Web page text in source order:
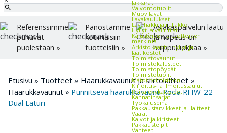
Jakkarat
Valvomotuolit
Muovilavat
Lavakaulukset
Lavahäkki ja rullakko
Hyllyt ja väliritilät
Kalusteiden ja tuotteiden
merkintä
Arkistokaapit, -hyllyt ja -
laatikostot
Toimistovaunut
Toimistokalusteet
Toimistopöydät
Toimistotuolit
Matot toimistoon
Kirjoitus- ja ilmoitustaulut
Reikälevykalusteet
Kannatinsarjat
Työkaluseinä
Pakkaustarvikkeet ja -laitteet
Vaa'at
Kalvot ja kiristeet
Pakkausteipit
Vanteet
Referenssimme
puhuvat
puolestaan »
Panostamme
kotimaisiin
tuotteisiin »
Asiakaspalvelun laatu
ja nopeus on
huippuluokkaa »
Etusivu » Tuotteet » Haarukkavaunut ja siirtolaitteet »
Haarukkavaunut » Punnitseva haarukkavaunu Rocla RHW-22
Dual Laturi